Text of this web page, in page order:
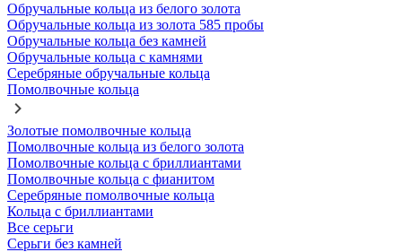
Обручальные кольца из белого золота
Обручальные кольца из золота 585 пробы
Обручальные кольца без камней
Обручальные кольца с камнями
Серебряные обручальные кольца
Помолвочные кольца
Золотые помолвочные кольца
Помолвочные кольца из белого золота
Помолвочные кольца с бриллиантами
Помолвочные кольца с фианитом
Серебряные помолвочные кольца
Кольца с бриллиантами
Все серьги
Серьги без камней